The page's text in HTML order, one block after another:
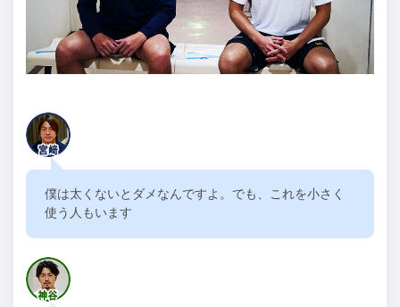
僕は太くないとダメなんですよ。でも、これを小さく
使う人もいます